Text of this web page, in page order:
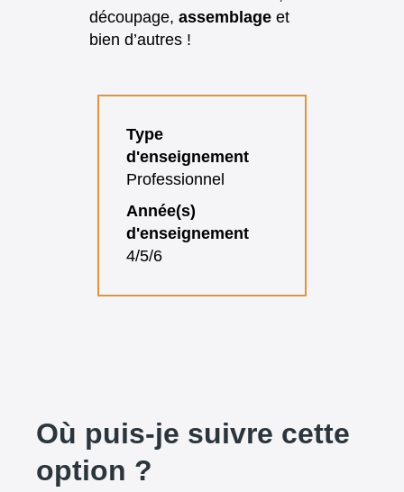
découpage,assemblage et
bien d’autres !
Type
d'enseignement
Professionnel
Année(s)
d'enseignement
4/5/6
Où puis-je suivre cette
option ?